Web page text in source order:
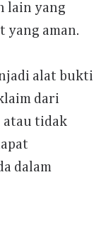
lain yang
yang aman.
alat bukti
dari
atau tidak
dalam